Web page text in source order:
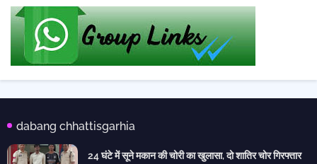
dabang chhattisgarhia
24 घंटे में सूने मकान की चोरी का खुलासा, दो शातिर चोर गिरफ्तार